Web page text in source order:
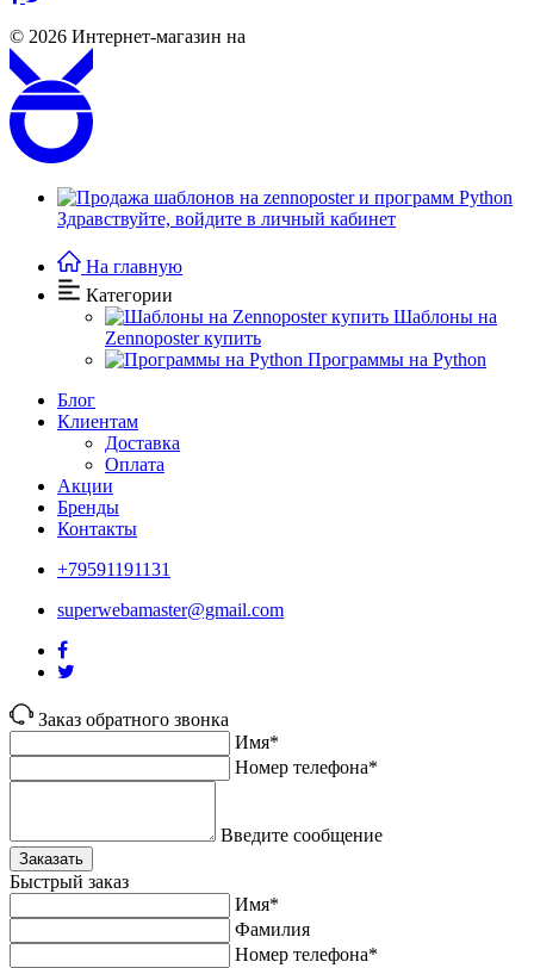
© 2026 Интернет-магазин на
Здравствуйте, войдите в личный кабинет
На главную
Категории
Шаблоны на
Zennoposter купить
Программы на Python
Блог
Клиентам
Доставка
Оплата
Акции
Бренды
Контакты
+79591191131
superwebamaster@gmail.com
Заказ обратного звонка
Имя*
Номер телефона*
Введите сообщение
Заказать
Быстрый заказ
Имя*
Фамилия
Номер телефона*